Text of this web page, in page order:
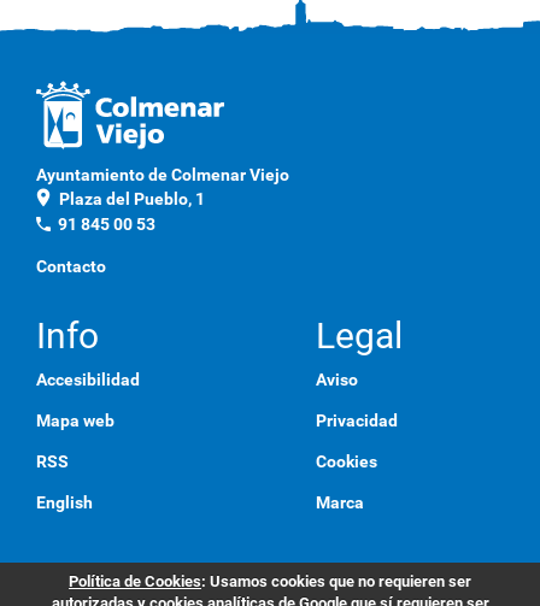
Ayuntamiento de Colmenar Viejo
location_on Plaza del Pueblo, 1
phone 91 845 00 53
Contacto
Info
Accesibilidad
Mapa web
RSS
English
Legal
Aviso
Privacidad
Cookies
Marca
Política de Cookies: Usamos cookies que no requieren ser